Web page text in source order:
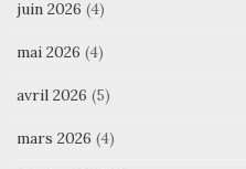
juin 2026 (4)
mai 2026 (4)
avril 2026 (5)
mars 2026 (4)